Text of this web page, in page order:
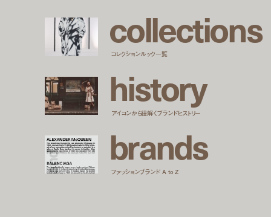
collections
コレクションルック一覧
history
アイコンから紐解くブランドヒストリー
brands
ファッションブランド A to Z